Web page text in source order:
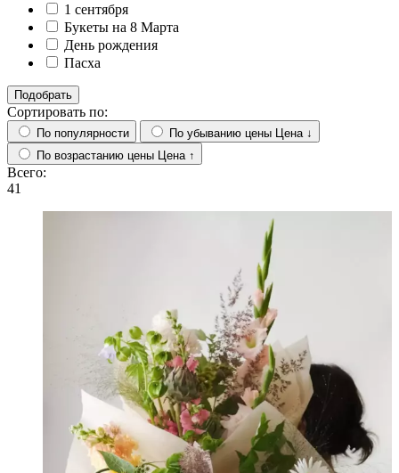
1 сентября
Букеты на 8 Марта
День рождения
Пасха
Подобрать
Сортировать по:
По популярности По убыванию цены
Цена ↓
По возрастанию цены
Цена ↑
Всего:
41